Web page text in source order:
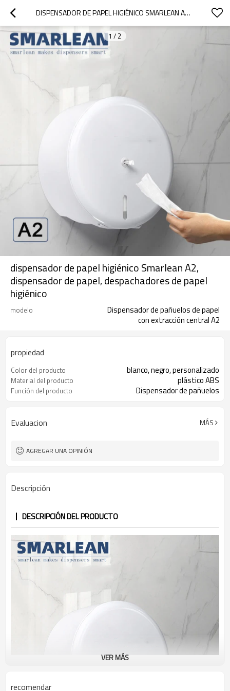
DISPENSADOR DE PAPEL HIGIÉNICO SMARLEAN A2, DISPENSADOR DE PAPEL, DESPACHADORES DE PAPEL HIGIÉNICO
1 / 2
dispensador de papel higiénico Smarlean A2,
dispensador de papel, despachadores de papel
higiénico
modelo
Dispensador de pañuelos de papel
con extracción central A2
propiedad
Color del producto blanco, negro, personalizado
Material del producto plástico ABS
Función del producto Dispensador de pañuelos
Evaluacion MÁS
AGREGAR UNA OPINIÓN
Descripción
DESCRIPCIÓN DEL PRODUCTO
VER MÁS
recomendar